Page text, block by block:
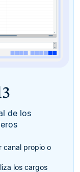
de los
canal propio o
los cargos